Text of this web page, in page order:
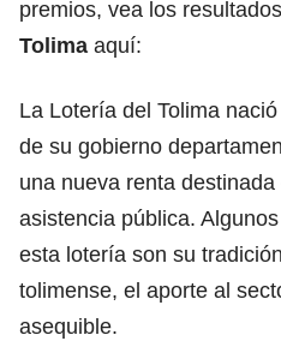
premios, vea los
Tolima aquí:
La Lotería del Tolima
de su gobierno
una nueva renta
asistencia pública.
esta lotería son su
tolimense, el aporte al
asequible.